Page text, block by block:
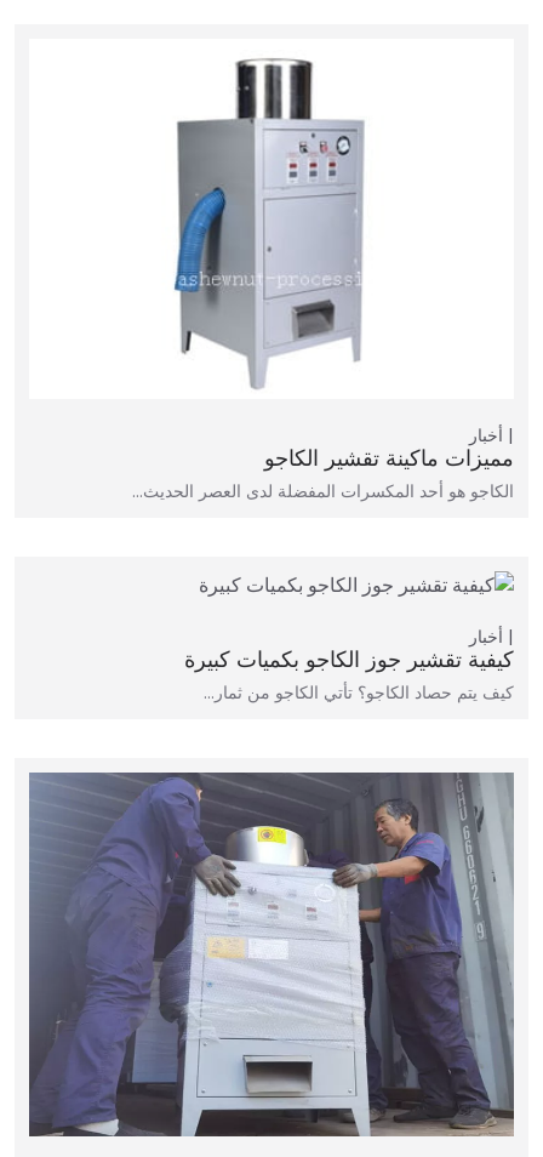
أخبار
مميزات ماكينة تقشير الكاجو
الكاجو هو أحد المكسرات المفضلة لدى العصر الحديث…
أخبار
كيفية تقشير جوز الكاجو بكميات كبيرة
كيف يتم حصاد الكاجو؟ تأتي الكاجو من ثمار…